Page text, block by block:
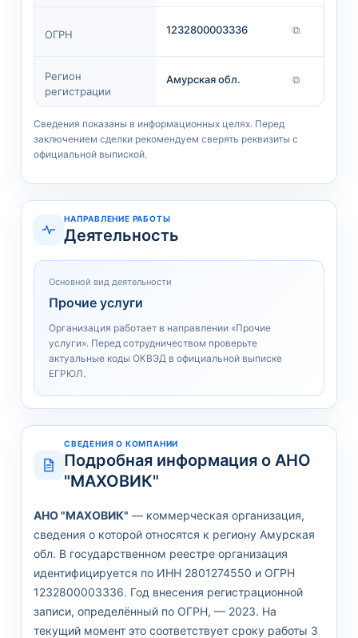
ОГРН 1232800003336 ⧉
Регион
регистрации
Амурская обл. ⧉
Сведения показаны в информационных целях. Перед
заключением сделки рекомендуем сверять реквизиты с
официальной выпиской.
НАПРАВЛЕНИЕ РАБОТЫ
Деятельность
Основной вид деятельности
Прочие услуги
Организация работает в направлении «Прочие
услуги». Перед сотрудничеством проверьте
актуальные коды ОКВЭД в официальной выписке
ЕГРЮЛ.
СВЕДЕНИЯ О КОМПАНИИ
Подробная информация о АНО
"МАХОВИК"
АНО "МАХОВИК" — коммерческая организация,
сведения о которой относятся к региону Амурская
обл. В государственном реестре организация
идентифицируется по ИНН 2801274550 и ОГРН
1232800003336. Год внесения регистрационной
записи, определённый по ОГРН, — 2023. На
текущий момент это соответствует сроку работы 3